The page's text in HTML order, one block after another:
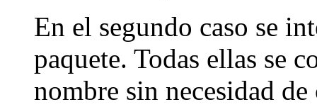
En el segundo caso se
paquete. Todas ellas se
nombre sin necesidad